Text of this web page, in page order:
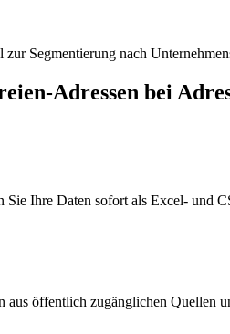
zur Segmentierung nach
-Adressen bei
Sie Ihre Daten sofort als Excel- und
aus öffentlich zugänglichen Quellen